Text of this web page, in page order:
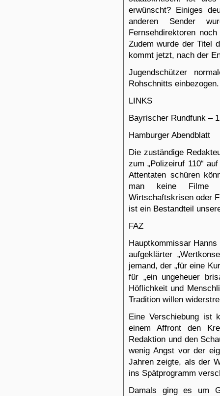
erwünscht? Einiges
anderen Sender
Fernsehdirektoren
Zudem wurde der Titel
kommt jetzt, nach der
Jugendschützer
Rohschnitts
LINKS
Bayrischer Rundfunk –
Hamburger Abendblatt
Die zuständige
zum „Polizeiruf 110“
Attentaten schüren
man keine Filme
Wirtschaftskrisen oder
ist ein Bestandteil
FAZ
Hauptkommissar
aufgeklärter
jemand, der „für eine
für „ein ungeheuer
Höflichkeit und
Tradition willen
Eine Verschiebung ist
einem Affront den
Redaktion und den
wenig Angst vor der
Jahren zeigte, als der
ins Spätprogramm
Damals ging es um